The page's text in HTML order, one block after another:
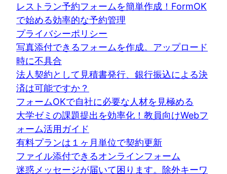
レストラン予約フォームを簡単作成！FormOK
で始める効率的な予約管理
プライバシーポリシー
写真添付できるフォームを作成。アップロード
時に不具合
法人契約として見積書発行、銀行振込による決
済は可能ですか？
フォームOKで自社に必要な人材を見極める
大学ゼミの課題提出を効率化！教員向けWebフ
ォーム活用ガイド
有料プランは１ヶ月単位で契約更新
ファイル添付できるオンラインフォーム
迷惑メッセージが届いて困ります。除外キーワ